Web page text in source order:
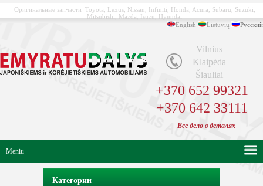
Оригинальные запчасти Toyota, Lexus, Nissan, Infiniti, Honda, Acura, Subaru, Suzuki,
Mitsubishi, Mazda, Isuzu, Hyundai
English
Lietuvių Русский
Vilnius
Klaipėda
Šiauliai
+370 652 99321
+370 642 33111
Bсе дело в деталях
Meniu
Категории